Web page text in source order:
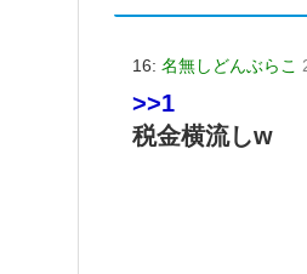
16: 名無しどんぶらこ
>>1
税金横流しw